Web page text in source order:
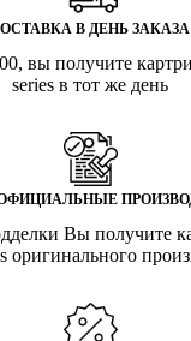
В ДЕНЬ ЗАКАЗА
вы получите
series в тот же день
Вы получите
оригинального